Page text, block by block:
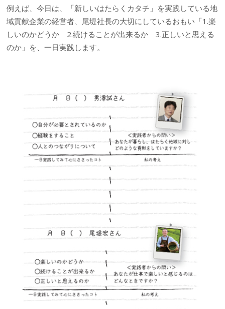
例えば、今日は、「新しいはたらくカタチ」を実践している地
域貢献企業の経営者、尾堤社長の大切にしているおもい「1.楽
しいのかどうか 2.続けることが出来るか 3.正しいと思える
のか」を、一日実践します。